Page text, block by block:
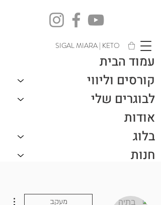
SIGAL MIARA | KETO
עמוד הבית
קורסים וליווי
לבוגרים שלי
אודות
בלוג
חנות
מעקב